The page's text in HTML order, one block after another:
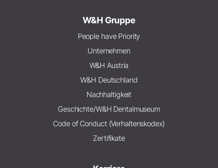
W&H Gruppe
People have Priority
Unternehmen
W&H Austria
W&H Deutschland
Nachhaltigkeit
Geschichte/W&H Dentalmuseum
Code of Conduct (Verhaltenskodex)
Zertifikate